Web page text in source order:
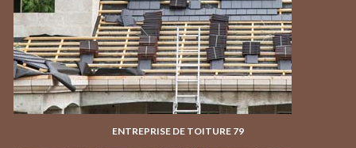
ENTREPRISE DE TOITURE 79